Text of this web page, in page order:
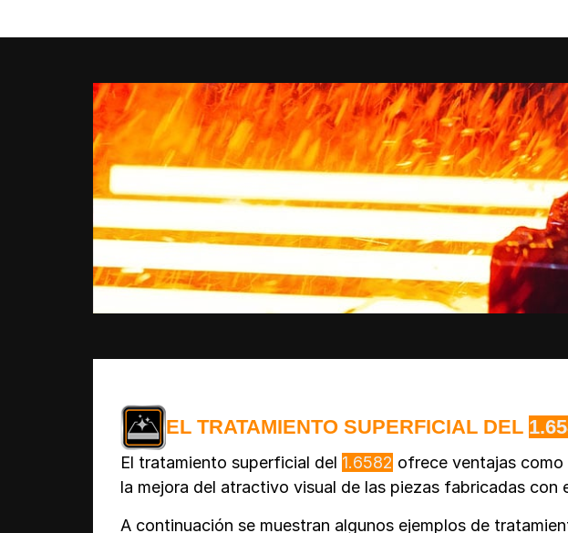
EL TRATAMIENTO SUPERFICIAL DEL
El tratamiento superficial del 1.6582 ofrece ventajas como
la mejora del atractivo visual de las piezas fabricadas con
A continuación se muestran algunos ejemplos de